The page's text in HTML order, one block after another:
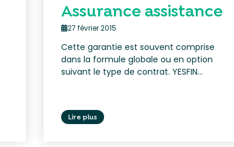
Assurance assistance
27 février 2015
Cette garantie est souvent comprise
dans la formule globale ou en option
suivant le type de contrat. YESFIN...
Lire plus